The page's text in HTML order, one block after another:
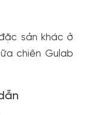
sản khác ở
chiên Gulab